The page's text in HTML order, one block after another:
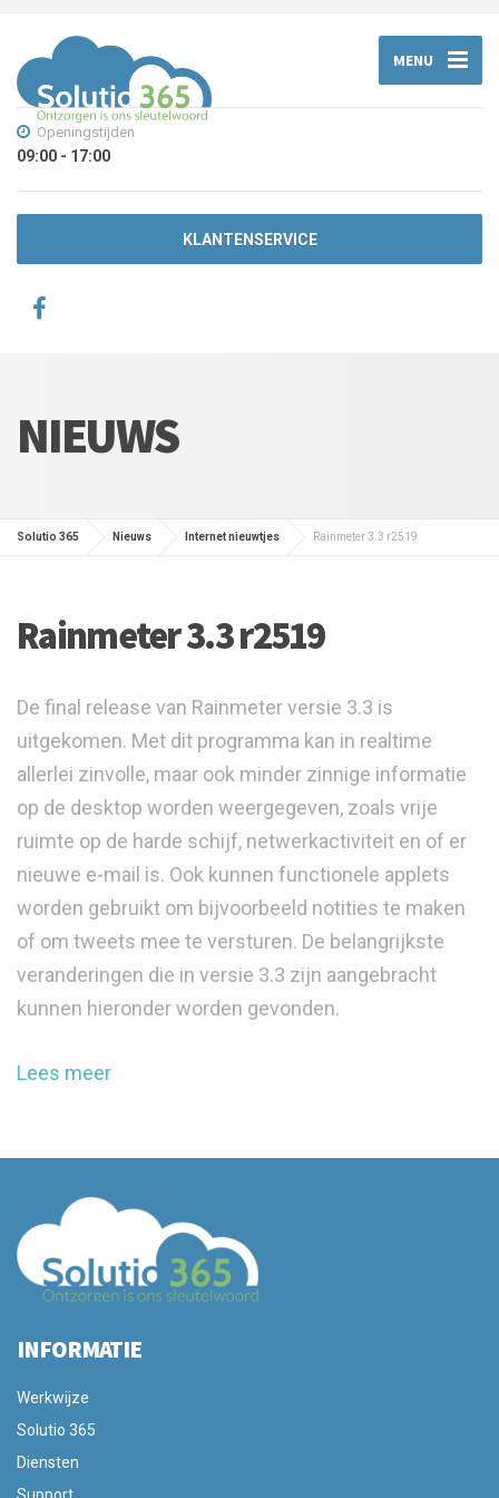
MENU
Openingstijden
09:00 - 17:00
KLANTENSERVICE
NIEUWS
Solutio 365 Nieuws Internet nieuwtjes Rainmeter 3.3 r2519
Rainmeter 3.3 r2519
De final release van Rainmeter versie 3.3 is
uitgekomen. Met dit programma kan in realtime
allerlei zinvolle, maar ook minder zinnige informatie
op de desktop worden weergegeven, zoals vrije
ruimte op de harde schijf, netwerkactiviteit en of er
nieuwe e-mail is. Ook kunnen functionele applets
worden gebruikt om bijvoorbeeld notities te maken
of om tweets mee te versturen. De belangrijkste
veranderingen die in versie 3.3 zijn aangebracht
kunnen hieronder worden gevonden.
Lees meer
INFORMATIE
Werkwijze
Solutio 365
Diensten